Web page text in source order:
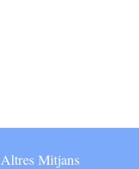
Altres Mitjans